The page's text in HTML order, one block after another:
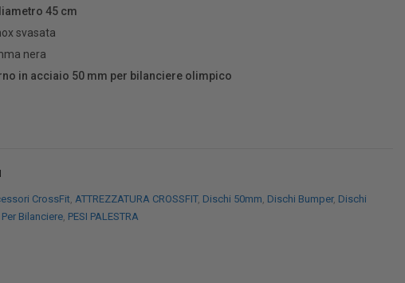
45 cm
svasata
nera
in acciaio 50 mm per bilanciere olimpico
CrossFit, ATTREZZATURA CROSSFIT, Dischi 50mm, Dischi Bumper, Dischi
Bilanciere, PESI PALESTRA